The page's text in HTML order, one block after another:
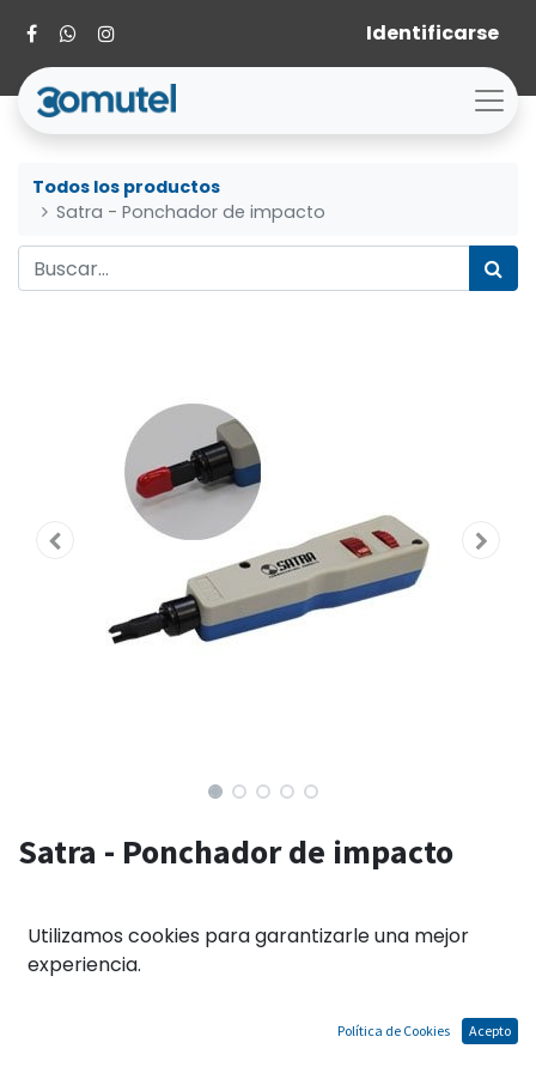
Identificarse
Todos los productos
Satra - Ponchador de impacto
Satra - Ponchador de impacto
Sin existencias.
El precio no incluye IGV
Garantías de acuerdo a las políticas del fabricante.
Utilizamos cookies para garantizarle una mejor
experiencia.
Política de Cookies Acepto